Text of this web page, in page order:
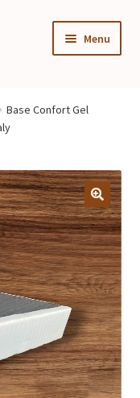
Menu
menu
Base Confort Gel